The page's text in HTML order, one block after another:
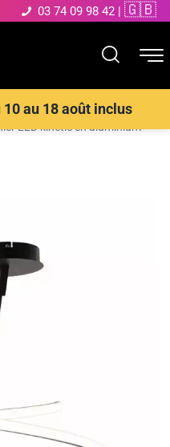
03 74 09 98 42 | 🇬🇧
au 18 août inclus
LED>Plafonnier>
LED kinetic en aluminium